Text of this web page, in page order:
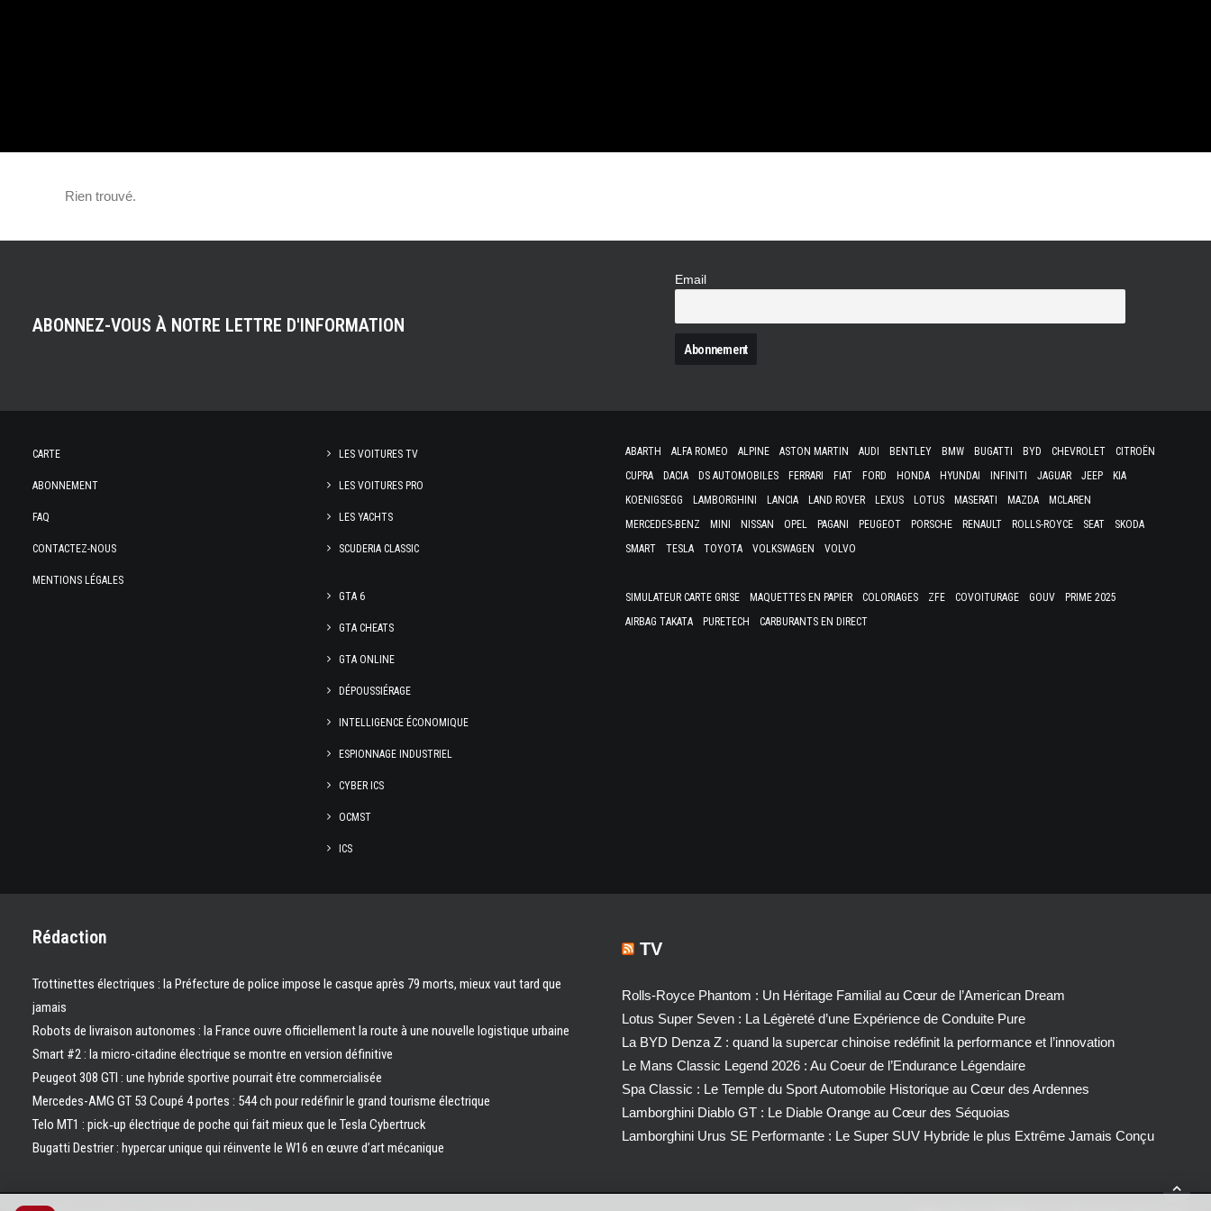
VERSION COUVRE-FEU
Rien trouvé.
ABONNEZ-VOUS À NOTRE LETTRE D'INFORMATION
Email
CARTE
ABONNEMENT
FAQ
CONTACTEZ-NOUS
MENTIONS LÉGALES
LES VOITURES TV
LES VOITURES PRO
LES YACHTS
SCUDERIA CLASSIC
GTA 6
GTA CHEATS
GTA ONLINE
DÉPOUSSIÉRAGE
INTELLIGENCE ÉCONOMIQUE
ESPIONNAGE INDUSTRIEL
CYBER ICS
OCMST
ICS
ABARTH ALFA ROMEO ALPINE ASTON MARTIN AUDI BENTLEY BMW BUGATTI BYD CHEVROLET
CITROËN
CUPRA
DACIA DS AUTOMOBILES FERRARI FIAT FORD HONDA HYUNDAI INFINITI JAGUAR JEEP
KIA
KOENIGSEGG
LAMBORGHINI LANCIA LAND ROVER LEXUS LOTUS MASERATI MAZDA
MCLAREN
MERCEDES-BENZ
MINI NISSAN OPEL PAGANI PEUGEOT PORSCHE RENAULT ROLLS-ROYCE SEAT
SKODA
SMART
TESLA TOYOTA VOLKSWAGEN VOLVO
SIMULATEUR CARTE GRISE MAQUETTES EN PAPIER COLORIAGES ZFE COVOITURAGE GOUV
PRIME 2025
AIRBAG TAKATA
PURETECH CARBURANTS EN DIRECT
Rédaction
Trottinettes électriques : la Préfecture de police impose le casque après 79 morts, mieux vaut tard que
jamais
Robots de livraison autonomes : la France ouvre officiellement la route à une nouvelle logistique urbaine
Smart #2 : la micro-citadine électrique se montre en version définitive
Peugeot 308 GTI : une hybride sportive pourrait être commercialisée
Mercedes-AMG GT 53 Coupé 4 portes : 544 ch pour redéfinir le grand tourisme électrique
Telo MT1 : pick‑up électrique de poche qui fait mieux que le Tesla Cybertruck
Bugatti Destrier : hypercar unique qui réinvente le W16 en œuvre d’art mécanique
TV
Rolls-Royce Phantom : Un Héritage Familial au Cœur de l’American Dream
Lotus Super Seven : La Légèreté d’une Expérience de Conduite Pure
La BYD Denza Z : quand la supercar chinoise redéfinit la performance et l’innovation
Le Mans Classic Legend 2026 : Au Coeur de l’Endurance Légendaire
Spa Classic : Le Temple du Sport Automobile Historique au Cœur des Ardennes
Lamborghini Diablo GT : Le Diable Orange au Cœur des Séquoias
Lamborghini Urus SE Performante : Le Super SUV Hybride le plus Extrême Jamais Conçu